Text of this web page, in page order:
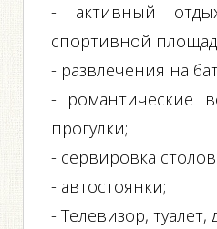
- активный
спортивной
- развлечения на
- романтические
прогулки;
- сервировка
- автостоянки;
- Телевизор, туалет,